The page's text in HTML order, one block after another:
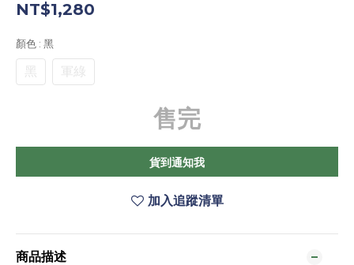
NT$1,280
顏色 : 黑
黑 軍綠
售完
貨到通知我
加入追蹤清單
商品描述